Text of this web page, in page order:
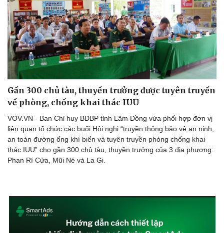
Gần 300 chủ tàu, thuyền trưởng được tuyên truyền
về phòng, chống khai thác IUU
VOV.VN - Ban Chỉ huy BĐBP tỉnh Lâm Đồng vừa phối hợp đơn vị
liên quan tổ chức các buổi Hội nghị “truyền thông bảo vệ an ninh,
an toàn đường ống khí biển và tuyên truyền phòng chống khai
thác IUU” cho gần 300 chủ tàu, thuyền trưởng của 3 địa phương:
Phan Rí Cửa, Mũi Né và La Gi.